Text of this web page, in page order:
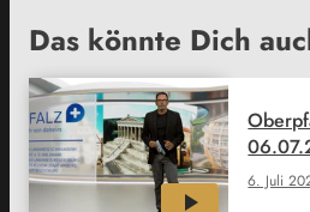
Das könnte Dich
6. Juli